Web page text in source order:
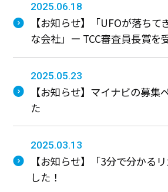
ク
働
く
環
制
社
員
ン
ケ
ー
ト
2025.06.18
【お知らせ】「UFOが落ちて
な会社」ー TCC審査員長賞を
2025.05.23
【お知らせ】マイナビの募集
た
2025.03.13
【お知らせ】「3分で分かる
した！